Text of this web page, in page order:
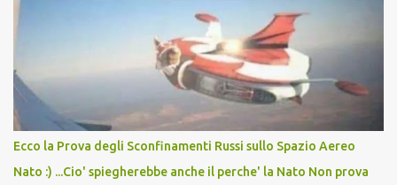
Vaccino come: l' Amaro del Capo, era "spettacolare Ghiacciato, ma
andava bene anche, a Temperatura Ambiente"! Riproponiamo
l'articolo per NON Dimenticare!
Ecco la Prova degli Sconfinamenti Russi sullo Spazio Aereo
Nato :) ...Cio' spiegherebbe anche il perche' la Nato Non prova